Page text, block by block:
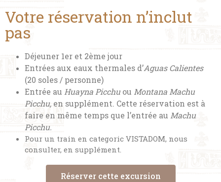
Votre réservation n’inclut
pas
Déjeuner 1er et 2ème jour
Entrées aux eaux thermales d’Aguas Calientes
(20 soles / personne)
Entrée au Huayna Picchu ou Montana Machu
Picchu, en supplément. Cette réservation est à
faire en même temps que l’entrée au Machu
Picchu.
Pour un train en categoric VISTADOM, nous
consulter, en supplément.
Réserver cette excursion